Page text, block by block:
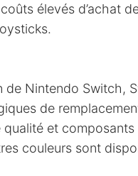
élevés d’achat
Nintendo Switch,
de
qualité et
couleurs sont